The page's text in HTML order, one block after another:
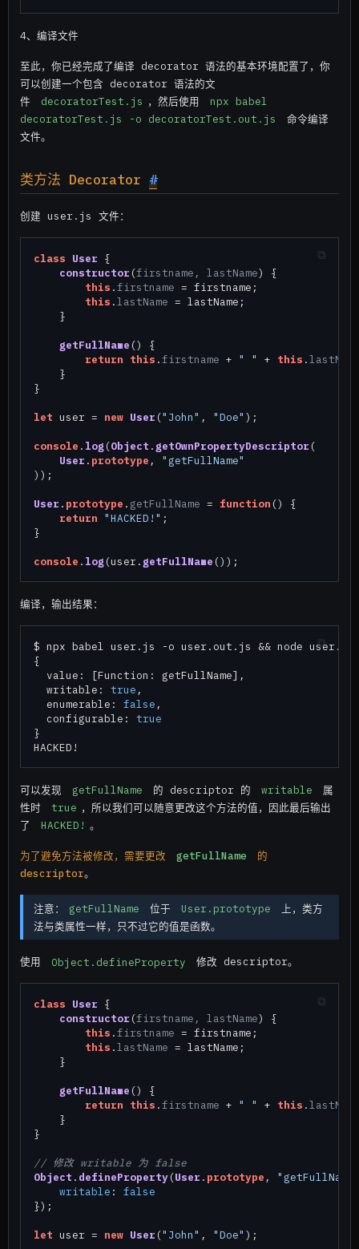
4、编译文件
至此，你已经完成了编译 decorator 语法的基本环境配置了，你
可以创建一个包含 decorator 语法的文
件
decoratorTest.js ，然后使用
npx babel
decoratorTest.js -o decoratorTest.out.js
命令编译
文件。
类方法 Decorator #
创建 user.js 文件：
class User {
constructor (firstname, lastName) {
this .firstname = firstname;
this .lastName = lastName;
    }
getFullName () {
return
this .firstname + " " + this .
    }
}
let user = new User ("John" , "Doe" );
console . log (Object . getOwnPropertyDescriptor (
User . prototype , "getFullName"
));
User . prototype . getFullName = function () {
return
"HACKED!" ;
}
console . log (user. getFullName
编译，输出结果：
$ npx babel user.js -o user.out.js && node
{
  value: [Function: getFullName],
  writable:
true ,
  enumerable:
false ,
  configurable:
true
}
可以发现 getFullName 的 descriptor 的 writable
属
性时
true ，所以我们可以随意更改这个方法的值，因此最后输出
了
HACKED! 。
为了避免方法被修改，需要更改 getFullName
的
descriptor。
注意： getFullName 位于 User.prototype
上，类方
法与类属性一样，只不过它的值是函数。
使用 Object.defineProperty 修改 descriptor。
class User {
constructor (firstname, lastName) {
this .firstname = firstname;
this .lastName = lastName;
    }
getFullName () {
return
this .firstname + " " + this .
    }
}
// 修改 writable 为 false
Object . defineProperty(User . prototype ,
writable : false
});
let user = new User ("John" , "Doe" );